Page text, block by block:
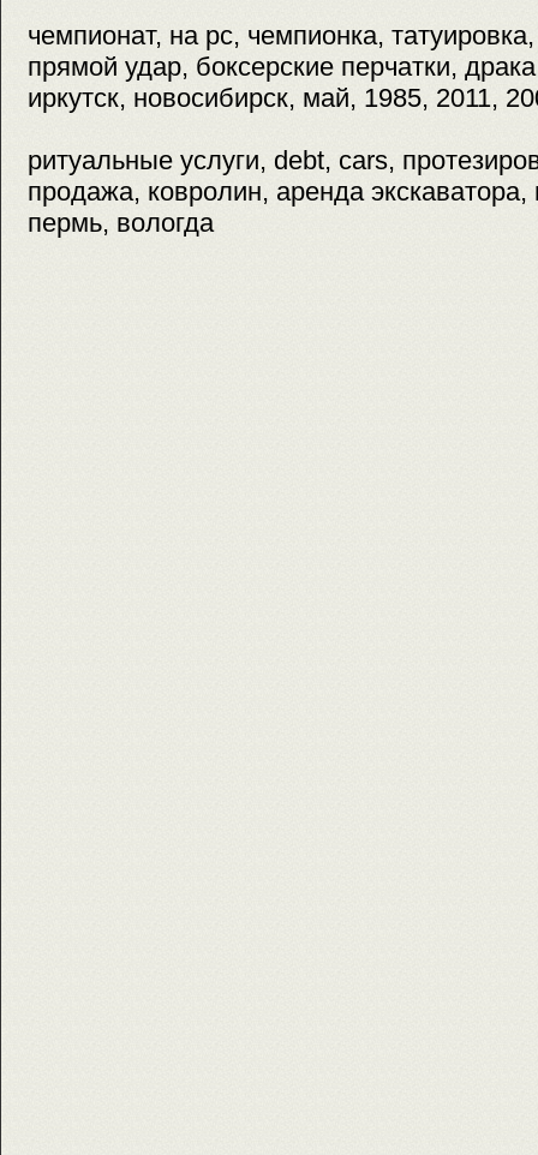
чемпионат, на pc, чемпионка,
прямой удар, боксерские перчатки,
иркутск, новосибирск, май, 1985, 2011,
ритуальные услуги, debt, cars,
продажа, ковролин, аренда
пермь, вологда